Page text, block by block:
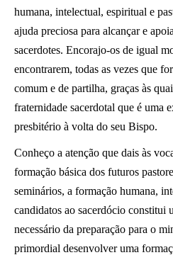
humana, intelectual, espiritual e
ajuda preciosa para alcançar e
sacerdotes. Encorajo-os de igual
encontrarem, todas as vezes que
comum e de partilha, graças às
fraternidade sacerdotal que é uma
presbitério à volta do seu Bispo.
Conheço a atenção que dais às
formação básica dos futuros
seminários, a formação humana,
candidatos ao sacerdócio constitui
necessário da preparação para o
primordial desenvolver uma